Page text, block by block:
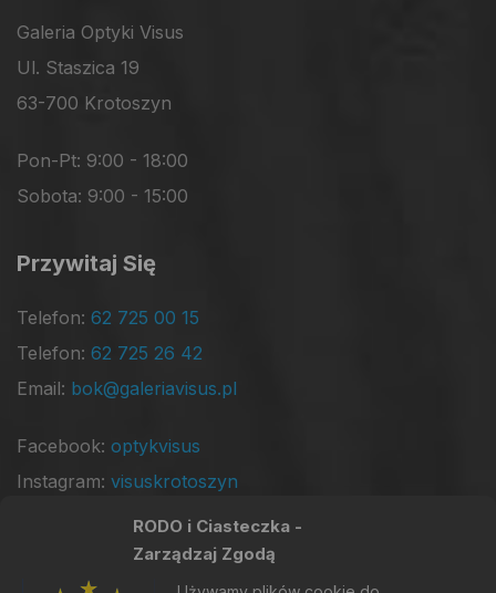
RODO i Ciasteczka -
Zarządzaj Zgodą
Galeria Optyki Visus
Ul. Staszica 19
63-700 Krotoszyn
Pon-Pt: 9:00 - 18:00
Sobota: 9:00 - 15:00
Przywitaj Się
Telefon: 62 725 00 15
Telefon: 62 725 26 42
Email: bok@galeriavisus.pl
Facebook: optykvisus
Instagram: visuskrotoszyn
Jesteśmy Na Google